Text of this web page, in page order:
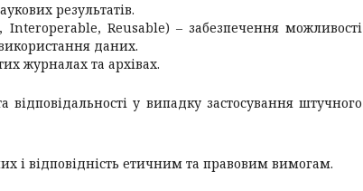
результатів.
Reusable) – забезпечення можливості
даних.
журналах та архівах.
відповідальності у випадку застосування штучного
і відповідність етичним та правовим вимогам.